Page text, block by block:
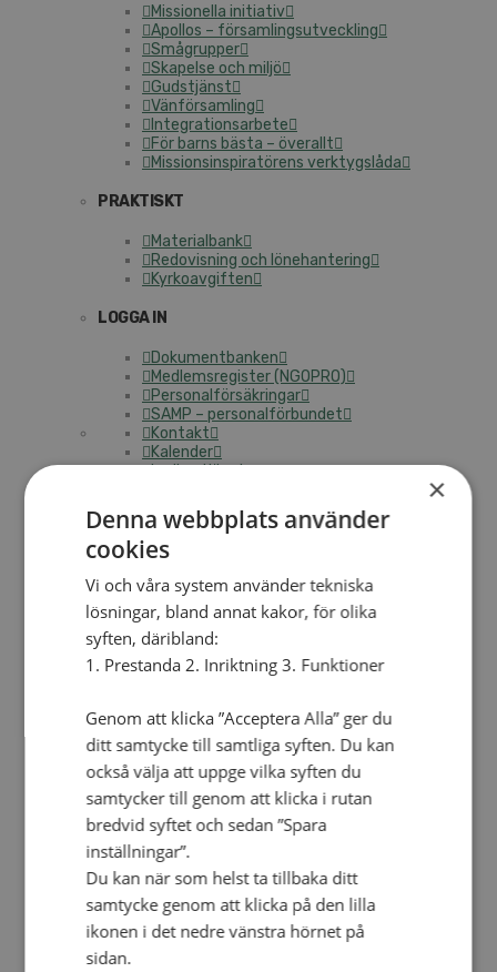
Missionella initiativ
Apollos – församlingsutveckling
Smågrupper
Skapelse och miljö
Gudstjänst
Vänförsamling
Integrationsarbete
För barns bästa – överallt
Missionsinspiratörens verktygslåda
PRAKTISKT
Materialbank
Redovisning och lönehantering
Kyrkoavgiften
LOGGA IN
Dokumentbanken
Medlemsregister (NGOPRO)
Personalförsäkringar
SAMP – personalförbundet
Kontakt
Kalender
Lediga tjänster
FÖR FÖRSAMLINGAR
VAD VI GÖR
VAD VI GÖR
Våra arbeten
Nationellt
Nationella avdelningen
Nationella arbetsområden
Våra pionjära satsningar
Engagera dig nationellt
Ekumeniska året 2025
Internationellt
Internationella avdelningen
Utsända och arbeten
×
Denna webbplats använder
cookies
Vi och våra system använder tekniska
lösningar, bland annat kakor, för olika
syften, däribland:
1. Prestanda 2. Inriktning 3. Funktioner
Genom att klicka ”Acceptera Alla” ger du
ditt samtycke till samtliga syften. Du kan
också välja att uppge vilka syften du
samtycker till genom att klicka i rutan
bredvid syftet och sedan ”Spara
inställningar”.
Du kan när som helst ta tillbaka ditt
samtycke genom att klicka på den lilla
ikonen i det nedre vänstra hörnet på
sidan.